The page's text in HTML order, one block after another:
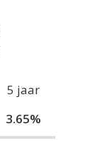
5 jaar
3.65%